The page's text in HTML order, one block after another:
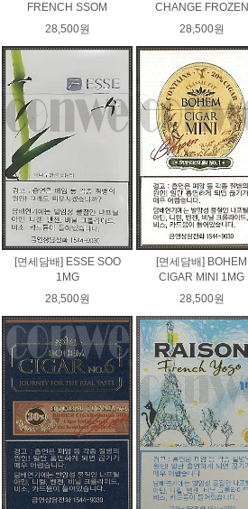
FRENCH SSOM
28,500원
CHANGE FROZEN
28,500원
[면세담배] ESSE SOO
1MG
28,500원
[면세담배] BOHEM
CIGAR MINI 1MG
28,500원